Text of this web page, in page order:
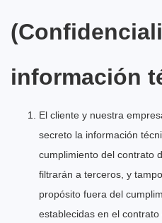
información
El cliente y nuestra
secreto la información
cumplimiento del contrato
filtrarán a terceros, y
propósito fuera del
establecidas en el contrato